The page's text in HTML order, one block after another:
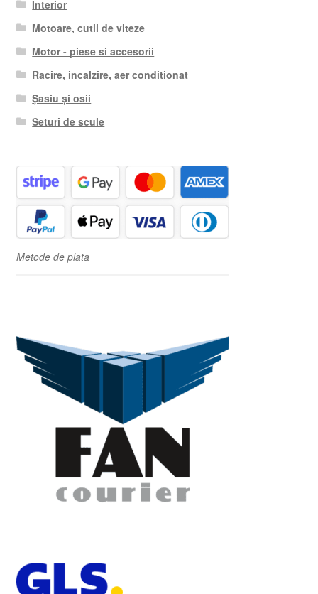
Interior
Motoare, cutii de viteze
Motor - piese si accesorii
Racire, incalzire, aer conditionat
Șasiu și osii
Seturi de scule
Metode de plata